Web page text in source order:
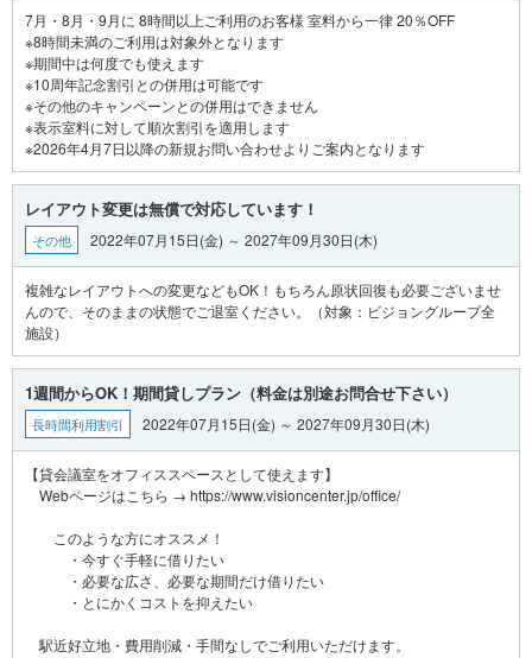
7月・8月・9月に 8時間以上ご利用のお客様 室料から一律 20％OFF
※8時間未満のご利用は対象外となります
※期間中は何度でも使えます
※10周年記念割引との併用は可能です
※その他のキャンペーンとの併用はできません
※表示室料に対して順次割引を適用します
レイアウト変更は無償で対応しています！
その他 2022年07月15日(金) ～ 2027年09月30日(木)
複雑なレイアウトへの変更などもOK！もちろん原状回復も必要ございませ
んので、そのままの状態でご退室ください。（対象：ビジョングループ全
1週間からOK！期間貸しプラン（料金は別途お問合せ下さい）
長時間利用割引 2022年07月15日(金) ～ 2027年09月30日(木)
【貸会議室をオフィススペースとして使えます】
Webページはこちら → https://www.visioncenter.jp/office/
このような方にオススメ！
・今すぐ手軽に借りたい
・必要な広さ、必要な期間だけ借りたい
・とにかくコストを抑えたい
駅近好立地・費用削減・手間なしでご利用いただけます。